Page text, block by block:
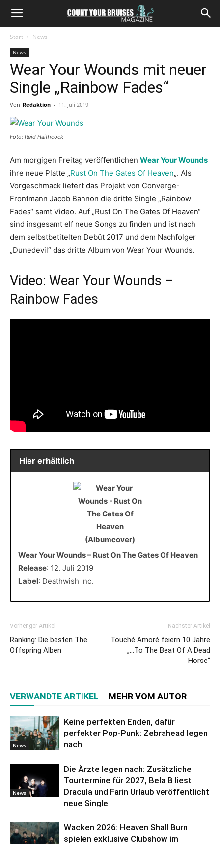
Start News
News
Wear Your Wounds mit neuer
Single „Rainbow Fades“
Von Redaktion - 11. Juli 2019
Foto: Reid Haithcock
Am morgigen Freitag veröffentlichen Wear Your Wounds
ihre neue Platte „Rust On The Gates Of Heaven„. Als
Vorgeschmack liefert das Projekt von Converge-
Frontmann Jacob Bannon die dritte Single „Rainbow
Fades“ samt Video. Auf „Rust On The Gates Of Heaven“
sind insgesamt elf neue Songs zu finden und ist nach
dem selbstbetitelten Debüt 2017 und dem Nachfolger
„Dunedevil“ das dritte Album von Wear Your Wounds.
Video: Wear Your Wounds –
Rainbow Fades
Hier erhältlich
Wear Your Wounds – Rust On The Gates Of Heaven
Release: 12. Juli 2019
Label: Deathwish Inc.
Vorheriger Artikel
Ranking: Die besten The
Offspring Alben
Nächster Artikel
Touché Amoré feiern 10 Jahre
„…To The Beat Of A Dead
Horse“
VERWANDTE ARTIKEL MEHR VOM AUTOR
News
Keine perfekten Enden, dafür
perfekter Pop-Punk: Zebrahead legen
nach
News
Die Ärzte legen nach: Zusätzliche
Tourtermine für 2027, Bela B liest
Dracula und Farin Urlaub veröffentlicht
neue Single
Wacken 2026: Heaven Shall Burn
spielen exklusive Clubshow im